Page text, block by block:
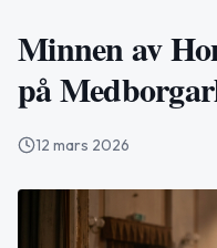
Minnen av
på
12 mars 2026